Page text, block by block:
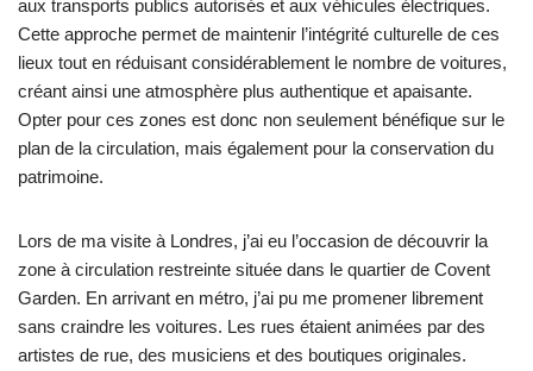
aux transports publics autorisés et aux véhicules électriques.
Cette approche permet de maintenir l’intégrité culturelle de ces
lieux tout en réduisant considérablement le nombre de voitures,
créant ainsi une atmosphère plus authentique et apaisante.
Opter pour ces zones est donc non seulement bénéfique sur le
plan de la circulation, mais également pour la conservation du
patrimoine.
Lors de ma visite à Londres, j’ai eu l’occasion de découvrir la
zone à circulation restreinte située dans le quartier de Covent
Garden. En arrivant en métro, j’ai pu me promener librement
sans craindre les voitures. Les rues étaient animées par des
artistes de rue, des musiciens et des boutiques originales.